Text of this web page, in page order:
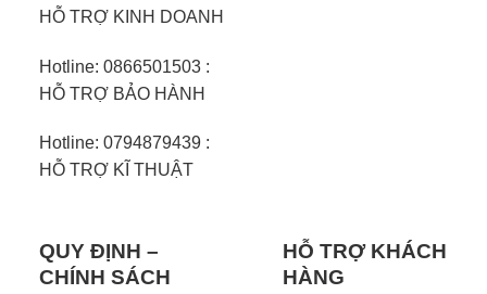
HỖ TRỢ KINH DOANH
Hotline: 0866501503 :
HỖ TRỢ BẢO HÀNH
Hotline: 0794879439 :
HỖ TRỢ KĨ THUẬT
QUY ĐỊNH –
CHÍNH SÁCH
HỖ TRỢ KHÁCH
HÀNG